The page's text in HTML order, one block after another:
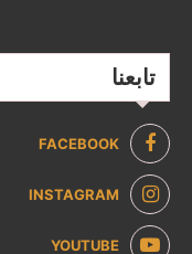
تابعنا
FACEBOOK
INSTAGRAM
YOUTUBE